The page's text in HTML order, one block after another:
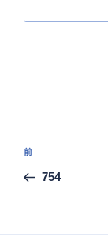
投
ナ
ゲ
前
の
前
754